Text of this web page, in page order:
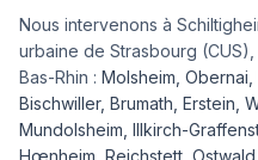
Nous intervenons à
urbaine de Strasbourg
Bas-Rhin : Molsheim Obernai
Bischwiller, Brumath Erstein
Mundolsheim Illkirch-
Hœnheim Reichstett Ostwald